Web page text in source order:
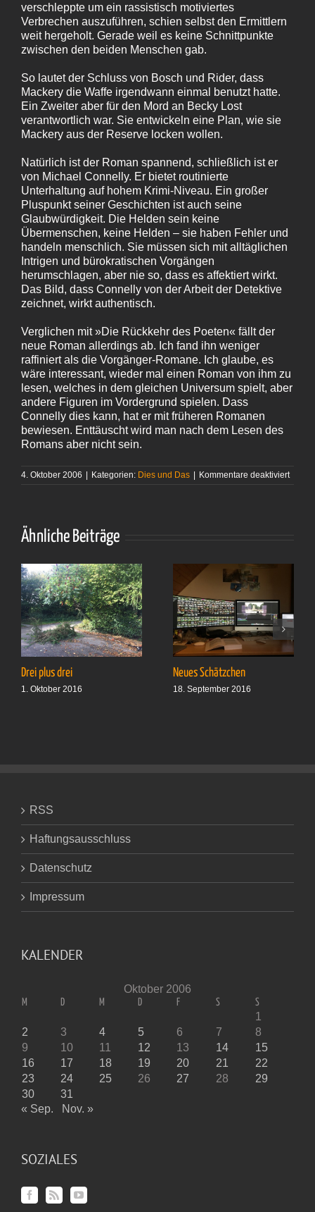
verschleppte um ein rassistisch motiviertes
Verbrechen auszuführen, schien selbst den Ermittlern
weit hergeholt. Gerade weil es keine Schnittpunkte
zwischen den beiden Menschen gab.
So lautet der Schluss von Bosch und Rider, dass
Mackery die Waffe irgendwann einmal benutzt hatte.
Ein Zweiter aber für den Mord an Becky Lost
verantwortlich war. Sie entwickeln eine Plan, wie sie
Mackery aus der Reserve locken wollen.
Natürlich ist der Roman spannend, schließlich ist er
von Michael Connelly. Er bietet routinierte
Unterhaltung auf hohem Krimi-Niveau. Ein großer
Pluspunkt seiner Geschichten ist auch seine
Glaubwürdigkeit. Die Helden sein keine
Übermenschen, keine Helden – sie haben Fehler und
handeln menschlich. Sie müssen sich mit alltäglichen
Intrigen und bürokratischen Vorgängen
herumschlagen, aber nie so, dass es affektiert wirkt.
Das Bild, dass Connelly von der Arbeit der Detektive
zeichnet, wirkt authentisch.
Verglichen mit »Die Rückkehr des Poeten« fällt der
neue Roman allerdings ab. Ich fand ihn weniger
raffiniert als die Vorgänger-Romane. Ich glaube, es
wäre interessant, wieder mal einen Roman von ihm zu
lesen, welches in dem gleichen Universum spielt, aber
andere Figuren im Vordergrund spielen. Dass
Connelly dies kann, hat er mit früheren Romanen
bewiesen. Enttäuscht wird man nach dem Lesen des
Romans aber nicht sein.
4. Oktober 2006 | Kategorien: Dies und Das | Kommentare deaktiviertfür
Ähnliche Beiträge
Drei plus drei
1. Oktober 2016
Neues Schätzchen
18. September 2016
RSS
Haftungsausschluss
Datenschutz
Impressum
KALENDER
Oktober 2006
M D M D F S S
1
2
3 4 5 6 7
8
9
10 11 12 13 14
15
16
17 18 19 20 21
22
23
24 25 26 27 28
29
30
31
« Sep.
Nov. »
SOZIALES